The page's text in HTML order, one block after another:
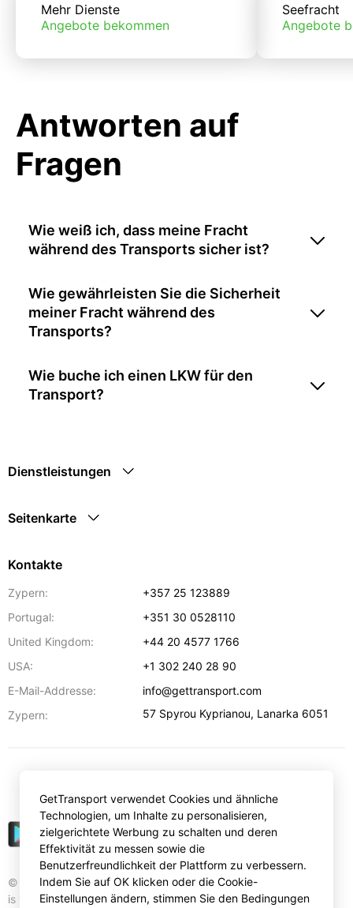
Mehr Dienste
Angebote bekommen
Seefracht
Angebote
Antworten auf
Fragen
Wie weiß ich, dass meine Fracht
während des Transports sicher ist?
Wie gewährleisten Sie die Sicherheit
meiner Fracht während des
Transports?
Wie buche ich einen LKW für den
Transport?
Dienstleistungen
Seitenkarte
Kontakte
Zypern:
+357 25 123889
Portugal:
+351 30 0528110
United Kingdom:
+44 20 4577 1766
USA:
+1 302 240 28 90
E-Mail-Addresse:
info@gettransport.com
Zypern:
57 Spyrou Kyprianou, Lanarka 6051
© Gettransport International Limited. GetTransport®
is trademark of Gettransport International Limited.
GetTransport verwendet Cookies und ähnliche
Technologien, um Inhalte zu personalisieren,
zielgerichtete Werbung zu schalten und deren
Effektivität zu messen sowie die
Benutzerfreundlichkeit der Plattform zu verbessern.
Indem Sie auf OK klicken oder die Cookie-
Einstellungen ändern, stimmen Sie den Bedingungen